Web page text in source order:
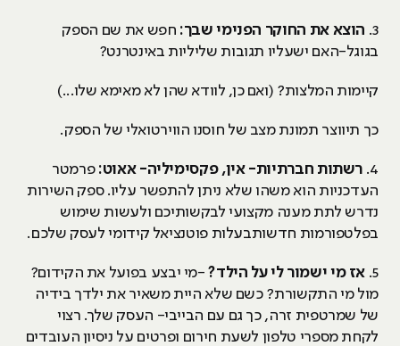
3. הוצא את החוקר הפנימי שבך: חפש את שם הספק
בגוגל-האם ישעליו תגובות שליליות באינטרנט?
קיימות המלצות? (ואם כן, לוודא שהן לא מאימא שלו...)
כך תיווצר תמונת מצב של חוסנו הווירטואלי של הספק.
4. רשתות חברתיות- אין, פקסימיליה- אאוט: פרמטר
העדכניות הוא משהו שלא ניתן להתפשר עליו. ספק השירות
נדרש לתת מענה מקצועי לבקשותיכם ולעשות שימוש
בפלטפורמות חדשותבעלות פוטנציאל קידומי לעסק שלכם.
5. אז מי ישמור לי על הילד? -מי יבצע בפועל את הקידום?
מול מי התקשורת? כשם שלא היית משאיר את ילדך בידיה
של שמרטפית זרה, כך גם עם הבייבי- העסק שלך. רצוי
לקחת מספרי טלפון לשעת חירום ופרטים על ניסיון העובדים